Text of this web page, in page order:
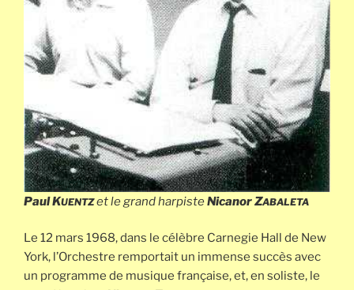
Paul KUENTZet le grand harpisteNicanor ZABALETA
Le 12 mars 1968, dans le célèbre Carnegie Hall de New
York, l’Orchestre remportait un immense succès avec
un programme de musique française, et, en soliste, le